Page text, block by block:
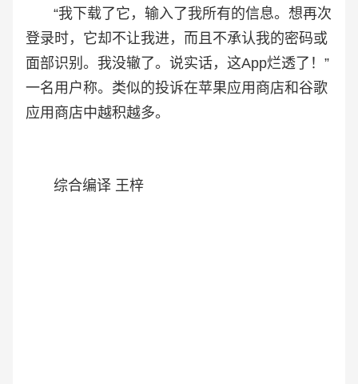
“我下载了它，输入了我所有的信息。想再次
登录时，它却不让我进，而且不承认我的密码或
面部识别。我没辙了。说实话，这App烂透了！”
一名用户称。类似的投诉在苹果应用商店和谷歌
应用商店中越积越多。
综合编译 王梓